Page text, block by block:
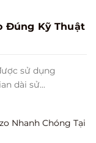
Đúng Kỹ Thuật
sử dụng
dài sử...